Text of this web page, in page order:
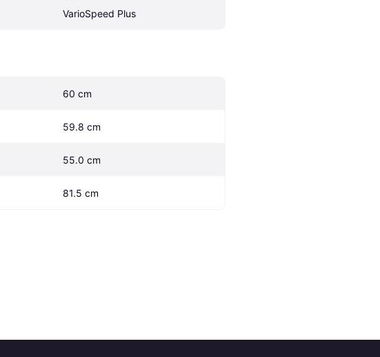
VarioSpeed Plus
60 cm
59.8 cm
55.0 cm
81.5 cm